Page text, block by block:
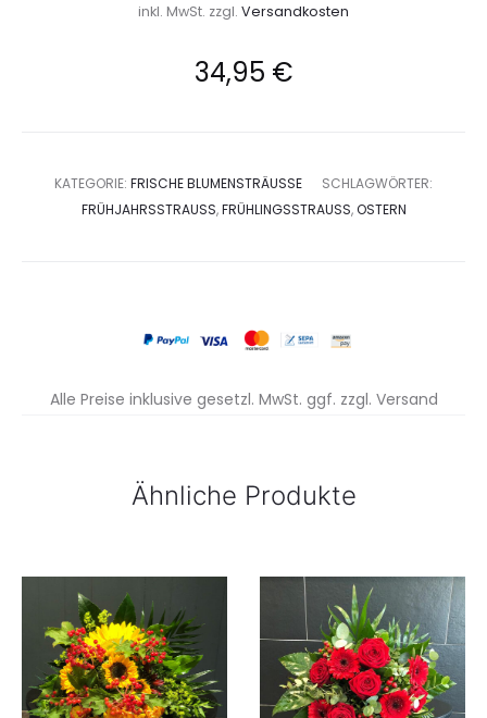
inkl. MwSt. zzgl. Versandkosten
34,95 €
KATEGORIE: FRISCHE BLUMENSTRÄUSSE
SCHLAGWÖRTER:
FRÜHJAHRSSTRAUSS ,FRÜHLINGSSTRAUSS ,OSTERN
Alle Preise inklusive gesetzl. MwSt. ggf. zzgl. Versand
Ähnliche Produkte